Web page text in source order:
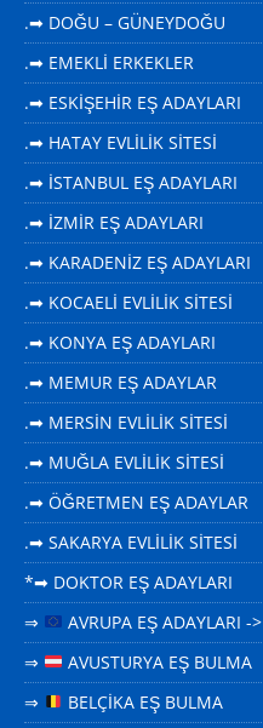
.➡ DOĞU – GÜNEYDOĞU
.➡ EMEKLİ ERKEKLER
.➡ ESKİŞEHİR EŞ ADAYLARI
.➡ HATAY EVLİLİK SİTESİ
.➡ İSTANBUL EŞ ADAYLARI
.➡ İZMİR EŞ ADAYLARI
.➡ KARADENİZ EŞ ADAYLARI
.➡ KOCAELİ EVLİLİK SİTESİ
.➡ KONYA EŞ ADAYLARI
.➡ MEMUR EŞ ADAYLAR
.➡ MERSİN EVLİLİK SİTESİ
.➡ MUĞLA EVLİLİK SİTESİ
.➡ ÖĞRETMEN EŞ ADAYLAR
.➡ SAKARYA EVLİLİK SİTESİ
*➡ DOKTOR EŞ ADAYLARI
⇒
AVRUPA EŞ ADAYLARI ->
⇒
AVUSTURYA EŞ BULMA
⇒
BELÇİKA EŞ BULMA